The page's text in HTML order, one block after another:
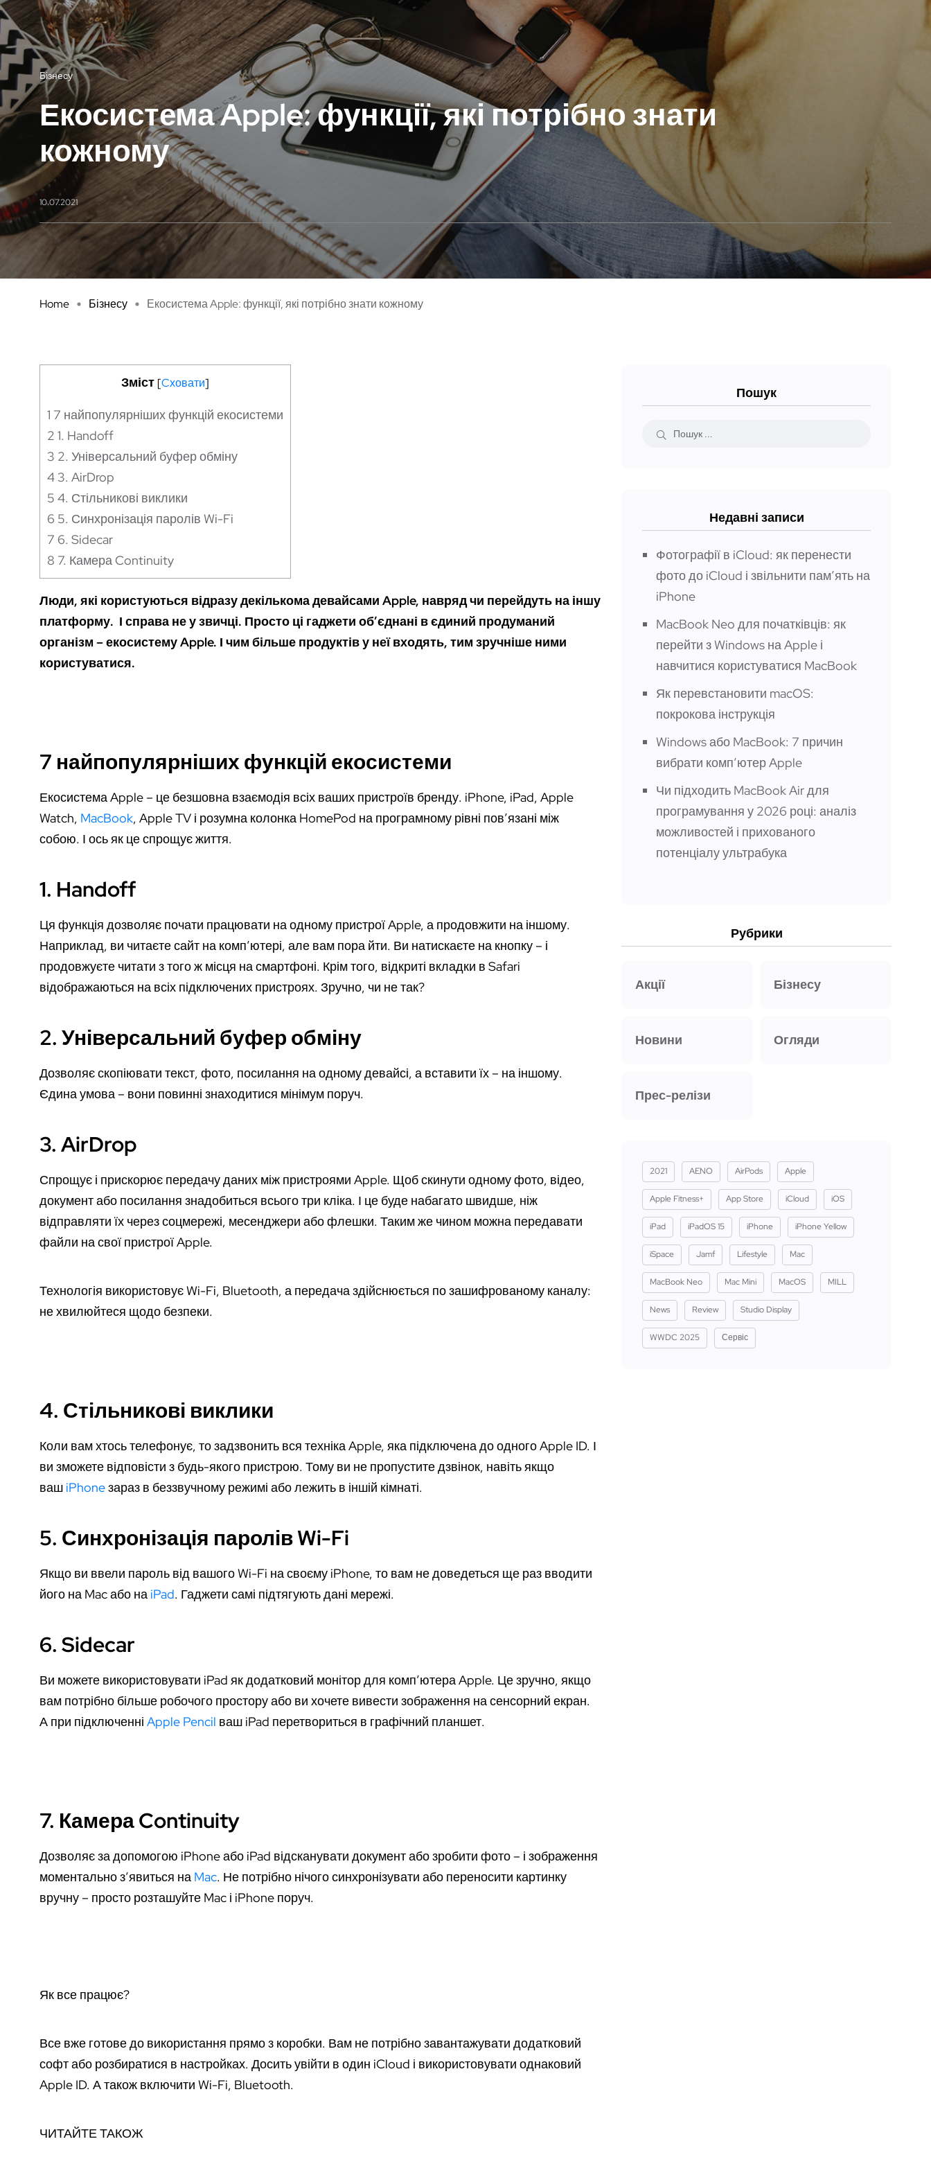
Бізнесу
Екосистема Apple: функції, які потрібно знати
кожному
10.07.2021
Home Бізнесу Екосистема Apple: функції, які потрібно знати кожному
Зміст[Cховати]
1 7 найпопулярніших функцій екосистеми
2 1. Handoff
3 2. Універсальний буфер обміну
4 3. AirDrop
5 4. Стільникові виклики
6 5. Синхронізація паролів Wi-Fi
7 6. Sidecar
8 7. Камера Continuity
Люди, які користуються відразу декількома девайсами Apple, навряд чи перейдуть на іншу
платформу. І справа не у звичці. Просто ці гаджети об’єднані в єдиний продуманий
організм – екосистему Apple. І чим більше продуктів у неї входять, тим зручніше ними
користуватися.
7 найпопулярніших функцій екосистеми
Екосистема Apple – це безшовна взаємодія всіх ваших пристроїв бренду. iPhone, iPad, Apple
Watch, MacBook, Apple TV і розумна колонка HomePod на програмному рівні пов’язані між
собою. І ось як це спрощує життя.
1. Handoff
Ця функція дозволяє почати працювати на одному пристрої Apple, а продовжити на іншому.
Наприклад, ви читаєте сайт на комп’ютері, але вам пора йти. Ви натискаєте на кнопку – і
продовжуєте читати з того ж місця на смартфоні. Крім того, відкриті вкладки в Safari
відображаються на всіх підключених пристроях. Зручно, чи не так?
2. Універсальний буфер обміну
Дозволяє скопіювати текст, фото, посилання на одному девайсі, а вставити їх – на іншому.
Єдина умова – вони повинні знаходитися мінімум поруч.
3. AirDrop
Спрощує і прискорює передачу даних між пристроями Apple. Щоб скинути одному фото, відео,
документ або посилання знадобиться всього три кліка. І це буде набагато швидше, ніж
відправляти їх через соцмережі, месенджери або флешки. Таким же чином можна передавати
файли на свої пристрої Apple.
Технологія використовує Wi-Fi, Bluetooth, а передача здійснюється по зашифрованому каналу:
не хвилюйтеся щодо безпеки.
4. Стільникові виклики
Коли вам хтось телефонує, то задзвонить вся техніка Apple, яка підключена до одного Apple ID. І
ви зможете відповісти з будь-якого пристрою. Тому ви не пропустите дзвінок, навіть якщо
ваш iPhoneзараз в беззвучному режимі або лежить в іншій кімнаті.
5. Синхронізація паролів Wi-Fi
Якщо ви ввели пароль від вашого Wi-Fi на своєму iPhone, то вам не доведеться ще раз вводити
його на Mac або на iPad. Гаджети самі підтягують дані мережі.
6. Sidecar
Ви можете використовувати iPad як додатковий монітор для комп’ютера Apple. Це зручно, якщо
вам потрібно більше робочого простору або ви хочете вивести зображення на сенсорний екран.
А при підключенні Apple Pencil ваш iPad перетвориться в графічний планшет.
7. Камера Continuity
Дозволяє за допомогою iPhone або iPad відсканувати документ або зробити фото – і зображення
моментально з’явиться на Mac. Не потрібно нічого синхронізувати або переносити картинку
вручну – просто розташуйте Mac і iPhone поруч.
Як все працює?
Все вже готове до використання прямо з коробки. Вам не потрібно завантажувати додатковий
софт або розбиратися в настройках. Досить увійти в один iCloud і використовувати однаковий
Apple ID. А також включити Wi-Fi, Bluetooth.
ЧИТАЙТЕ ТАКОЖ
Пошук
Недавні записи
Фотографії в iCloud: як перенести
фото до iCloud і звільнити пам’ять на
iPhone
MacBook Neo для початківців: як
перейти з Windows на Apple і
навчитися користуватися MacBook
Як перевстановити macOS:
покрокова інструкція
Windows або MacBook: 7 причин
вибрати компʼютер Apple
Чи підходить MacBook Air для
програмування у 2026 році: аналіз
можливостей і прихованого
потенціалу ультрабука
Рубрики
Акції Бізнесу
Новини Огляди
Прес-релізи
2021 AENO AirPods Apple
Apple Fitness+ App Store iCloud iOS
iPad iPadOS 15 iPhone iPhone Yellow
iSpace Jamf Lifestyle Mac
MacBook Neo Mac Mini MacOS MILL
News Review Studio Display
WWDC 2025 Сервіс